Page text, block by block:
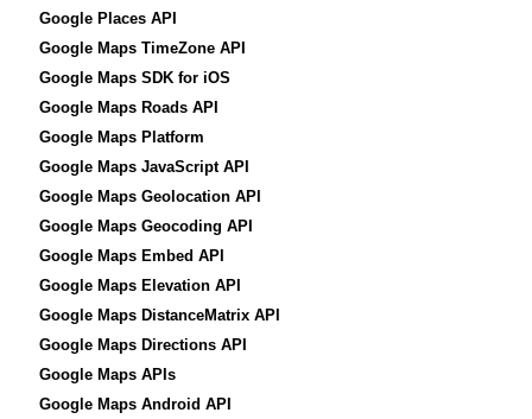
Google Places API
Google Maps TimeZone API
Google Maps SDK for iOS
Google Maps Roads API
Google Maps Platform
Google Maps JavaScript API
Google Maps Geolocation API
Google Maps Geocoding API
Google Maps Embed API
Google Maps Elevation API
Google Maps DistanceMatrix API
Google Maps Directions API
Google Maps APIs
Google Maps Android API